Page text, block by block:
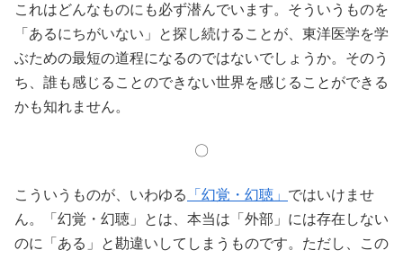
これはどんなものにも必ず潜んでいます。そういうものを
「あるにちがいない」と探し続けることが、東洋医学を学
ぶための最短の道程になるのではないでしょうか。そのう
ち、誰も感じることのできない世界を感じることができる
かも知れません。
〇
こういうものが、いわゆる 「幻覚・幻聴」 ではいけませ
ん。「幻覚・幻聴」とは、本当は「外部」には存在しない
のに「ある」と勘違いしてしまうものです。ただし、この